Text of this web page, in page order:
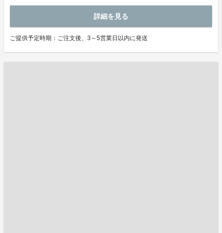
詳細を見る
ご提供予定時期：ご注文後、3～5営業日以内に発送